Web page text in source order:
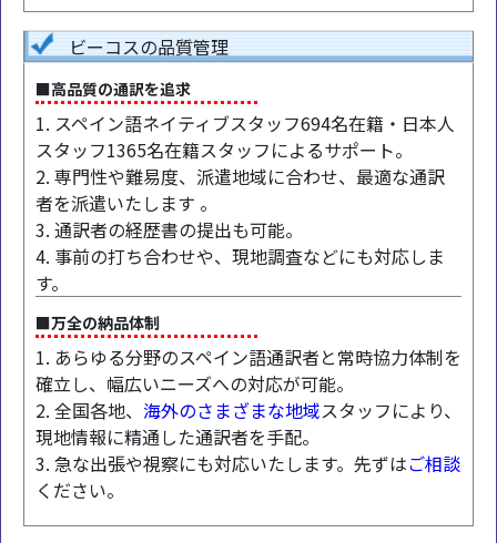
ビーコスの品質管理
■高品質の通訳を追求
1. スペイン語ネイティブスタッフ694名在籍・日本人
スタッフ1365名在籍スタッフによるサポート。
2. 専門性や難易度、派遣地域に合わせ、最適な通訳
者を派遣いたします 。
3. 通訳者の経歴書の提出も可能。
4. 事前の打ち合わせや、現地調査などにも対応しま
す。
■万全の納品体制
1. あらゆる分野のスペイン語通訳者と常時協力体制を
確立し、幅広いニーズへの対応が可能。
2. 全国各地、 海外のさまざまな地域スタッフにより、
現地情報に精通した通訳者を手配。
3. 急な出張や視察にも対応いたします。先ずはご相談
ください。